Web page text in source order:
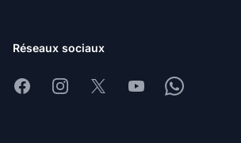
Réseaux sociaux
FacebookInstagram
X YoutubeWhatsapp